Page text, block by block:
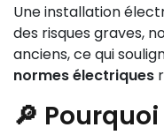
Une installation
des risques graves,
anciens, ce qui
normes électriques
🔎